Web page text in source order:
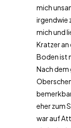
mich
irgendwie
mich und
Kratzer
Boden ist
Nach dem
eher zum
war auf